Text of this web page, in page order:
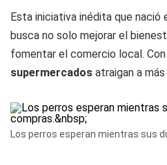
Esta iniciativa inédita que nació
busca no solo mejorar el
fomentar el comercio local.
supermercados atraigan a
Los perros esperan mientras sus